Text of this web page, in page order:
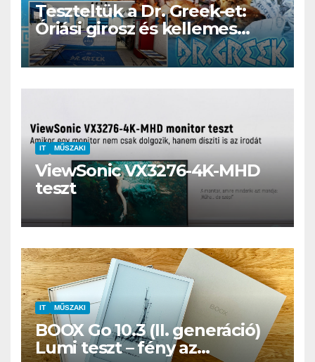
Teszteltük a Dr. Greek-et:
Óriási girosz és kellemes
kerthelyiség Csepel szívében
IT MŰSZAKI
ViewSonic VX3276-4K-MHD
teszt
IT MŰSZAKI
BOOX Go 10.3 (II. generáció)
Lumi teszt – fény az